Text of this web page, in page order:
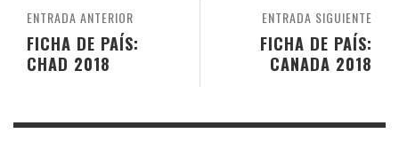
ENTRADA SIGUIENTE
FICHA DE PAÍS:
CANADA 2018
ENTRADA ANTERIOR
FICHA DE PAÍS:
CHAD 2018